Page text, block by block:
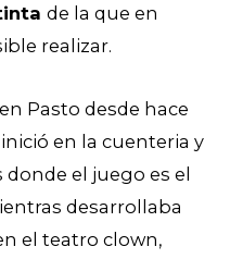
de la que en
realizar.
Pasto desde hace
en la cuenteria y
el juego es el
desarrollaba
el teatro clown,